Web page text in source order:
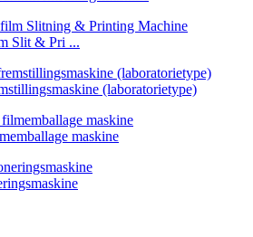
Slit & Pri ...
(laboratorietype)
maskine